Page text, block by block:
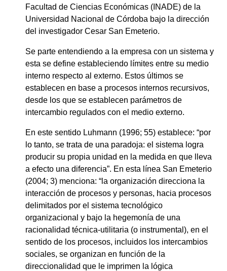
Facultad de Ciencias Económicas (INADE) de la
Universidad Nacional de Córdoba bajo la dirección
del investigador Cesar San Emeterio.
Se parte entendiendo a la empresa con un sistema y
esta se define estableciendo límites entre su medio
interno respecto al externo. Estos últimos se
establecen en base a procesos internos recursivos,
desde los que se establecen parámetros de
intercambio regulados con el medio externo.
En este sentido Luhmann (1996; 55) establece: “por
lo tanto, se trata de una paradoja: el sistema logra
producir su propia unidad en la medida en que lleva
a efecto una diferencia”. En esta línea San Emeterio
(2004; 3) menciona: “la organización direcciona la
interacción de procesos y personas, hacia procesos
delimitados por el sistema tecnológico
organizacional y bajo la hegemonía de una
racionalidad técnica-utilitaria (o instrumental), en el
sentido de los procesos, incluidos los intercambios
sociales, se organizan en función de la
direccionalidad que le imprimen la lógica